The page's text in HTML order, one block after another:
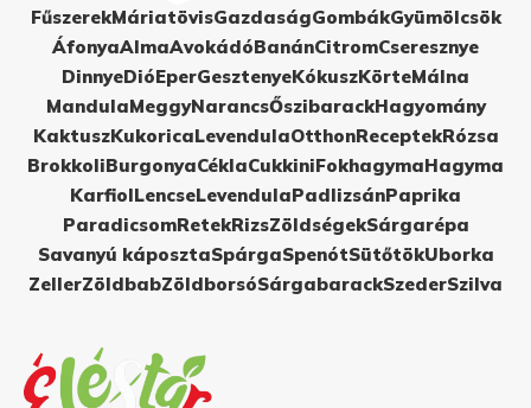
FűszerekMáriatövisGazdaságGombákGyümölcsök
ÁfonyaAlmaAvokádóBanánCitromCseresznye
DinnyeDióEperGesztenyeKókuszKörteMálna
MandulaMeggyNarancsŐszibarackHagyomány
KaktuszKukoricaLevendulaOtthonReceptekRózsa
BrokkoliBurgonyaCéklaCukkiniFokhagymaHagyma
KarfiolLencseLevendulaPadlizsánPaprika
ParadicsomRetekRizsZöldségekSárgarépa
Savanyú káposztaSpárgaSpenótSütőtökUborka
ZellerZöldbabZöldborsóSárgabarackSzederSzilva